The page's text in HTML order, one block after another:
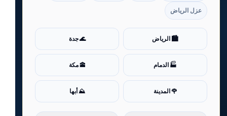
عزل الرياض
🏙️ الرياض 🌊 جدة
🏭 الدمام 🕋 مكة
🌹 المدينة ⛰️ أبها